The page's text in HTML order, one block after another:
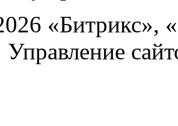
«Битрикс»,
Управление